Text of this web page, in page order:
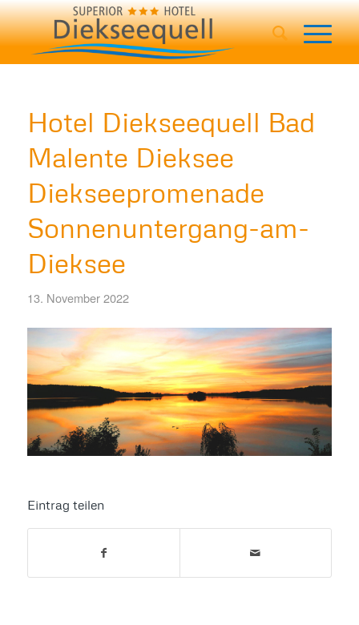
Hotel Diekseequell Bad
Malente Dieksee
Diekseepromenade
Sonnenuntergang-am-
Dieksee
13. November 2022
Eintrag teilen